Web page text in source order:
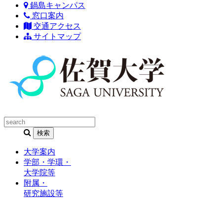
鍋島キャンパス
窓口案内
交通アクセス
サイトマップ
大学案内
学部・学環・
大学院等
附属・
研究施設等